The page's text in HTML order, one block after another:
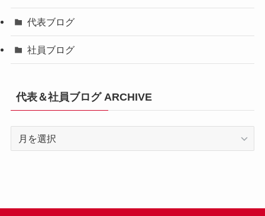
代表ブログ
社員ブログ
代表＆社員ブログ ARCHIVE
ブ